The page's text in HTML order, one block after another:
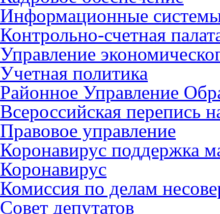
Информационные
Контрольно-счетная
Управление
Учетная политика
Районное Управление
Всероссийская перепись
Правовое управление
Коронавирус поддержка
Коронавирус
Комиссия по делам
Совет депутатов